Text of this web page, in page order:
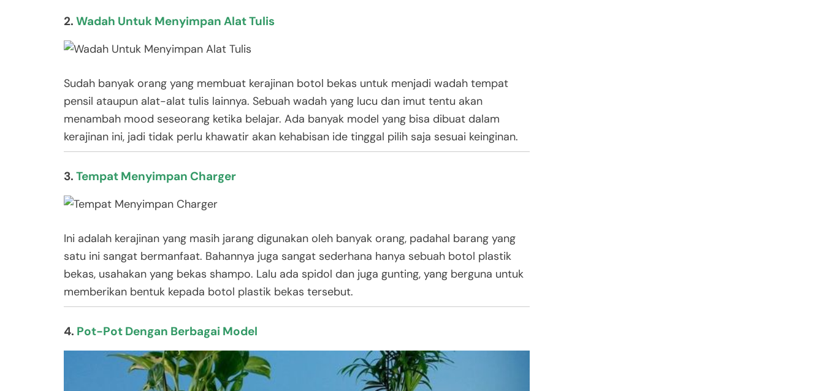
2. Wadah Untuk Menyimpan Alat Tulis
Sudah banyak orang yang membuat kerajinan botol bekas untuk menjadi wadah tempat
pensil ataupun alat-alat tulis lainnya. Sebuah wadah yang lucu dan imut tentu akan
menambah mood seseorang ketika belajar. Ada banyak model yang bisa dibuat dalam
kerajinan ini, jadi tidak perlu khawatir akan kehabisan ide tinggal pilih saja sesuai keinginan.
3. Tempat Menyimpan Charger
Ini adalah kerajinan yang masih jarang digunakan oleh banyak orang, padahal barang yang
satu ini sangat bermanfaat. Bahannya juga sangat sederhana hanya sebuah botol plastik
bekas, usahakan yang bekas shampo. Lalu ada spidol dan juga gunting, yang berguna untuk
memberikan bentuk kepada botol plastik bekas tersebut.
4. Pot-Pot Dengan Berbagai Model